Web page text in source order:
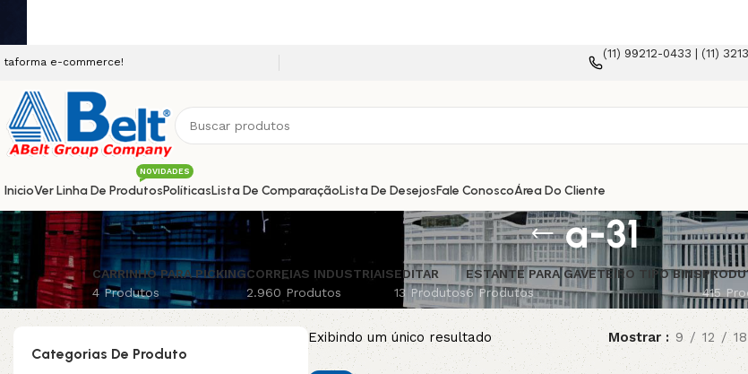
commerce!
(11) 99212-0433 | (11)
InicioVer Linha De Produtos
NOVIDADES
PolíticasLista De ComparaçãoLista De DesejosFale ConoscoÁrea Do Cliente
a-31
CARRINHO PARA PICKING
4 Produtos
CORREIAS INDUSTRIAIS
2.960 Produtos
EDITAR
13 Produtos
ESTANTE PARA GAVETEIRO TIPO BINS
6 Produtos
415
Categorias De Produto
Exibindo um único resultado Mostrar 9 12 18